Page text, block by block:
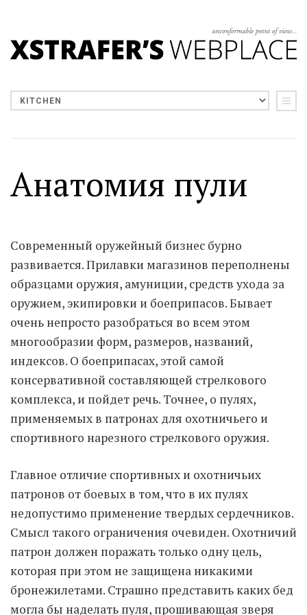
Анатомия пули
Современный оружейный бизнес бурно
развивается. Прилавки магазинов переполнены
образцами оружия, амуниции, средств ухода за
оружием, экипировки и боеприпасов. Бывает
очень непросто разобраться во всем этом
многообразии форм, размеров, названий,
индексов. О боеприпасах, этой самой
консервативной составляющей стрелкового
комплекса, и пойдет речь. Точнее, о пулях,
применяемых в патронах для охотничьего и
спортивного нарезного стрелкового оружия.
Главное отличие спортивных и охотничьих
патронов от боевых в том, что в их пулях
недопустимо применение твердых сердечников.
Смысл такого ограничения очевиден. Охотничий
патрон должен поражать только одну цель,
которая при этом не защищена никакими
бронежилетами. Страшно представить каких бед
могла бы наделать пуля, прошивающая зверя
Moldova sightseeings
Blog Archives
To-Do
Wishlist
Связаться со мной
TAGZZZZ
24-70/2.8(52) 35mm/1.4 (14)
75mm/f1.2(17) 85/1.4D(15)
automotive(22) Balti(32) D800(88)
drone(19) fujifilm(28) hobby(32)
homestudio(16) howto(17)
Internet